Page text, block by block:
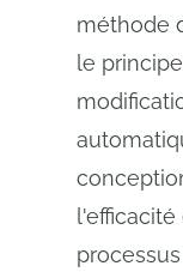
méthode
le